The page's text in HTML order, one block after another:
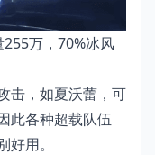
万，70%冰风
击，如夏沃蕾，可
此各种超载队伍
用。